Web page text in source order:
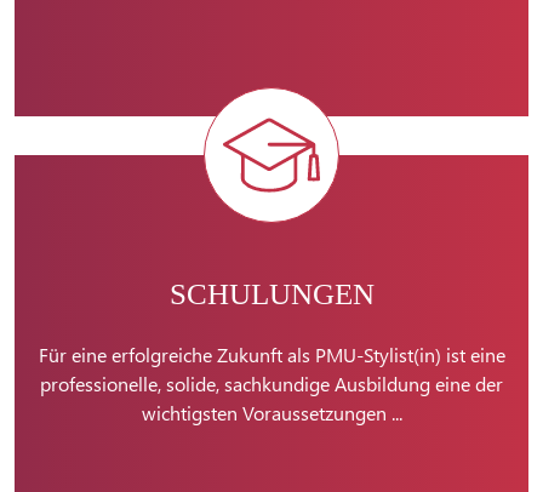
SCHULUNGEN
Für eine erfolgreiche Zukunft als PMU-Stylist(in) ist eine
professionelle, solide, sachkundige Ausbildung eine der
wichtigsten Voraussetzungen ...